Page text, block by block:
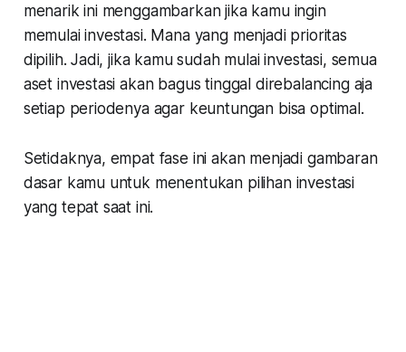
menarik ini menggambarkan jika kamu ingin
memulai investasi. Mana yang menjadi prioritas
dipilih. Jadi, jika kamu sudah mulai investasi, semua
aset investasi akan bagus tinggal direbalancing aja
setiap periodenya agar keuntungan bisa optimal.
Setidaknya, empat fase ini akan menjadi gambaran
dasar kamu untuk menentukan pilihan investasi
yang tepat saat ini.